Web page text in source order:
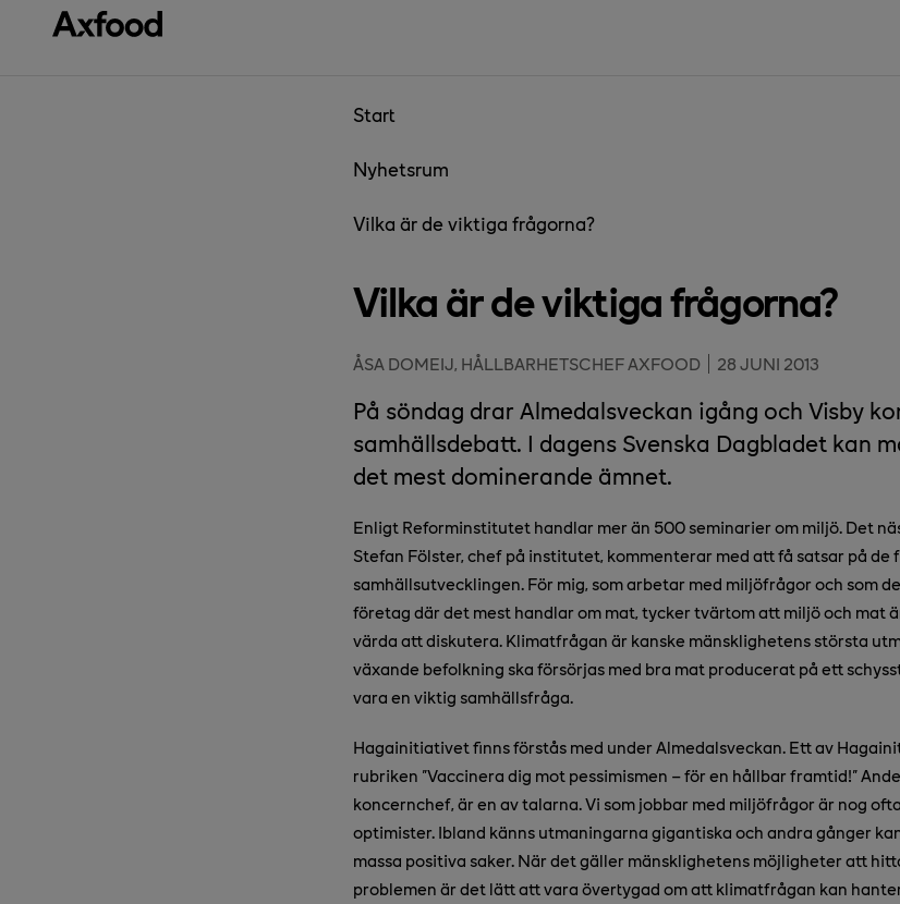
Gå direkt till innehåll
Start
Nyhetsrum
Vilka är de viktiga frågorna?
Vilka är de viktiga frågorna?
ÅSA DOMEIJ, HÅLLBARHETSCHEF AXFOOD 28 JUNI 2013
På söndag drar Almedalsveckan igång och Visby
samhällsdebatt. I dagens Svenska Dagbladet kan
det mest dominerande ämnet.
Enligt Reforminstitutet handlar mer än 500 seminarier om miljö. Det
Stefan Fölster, chef på institutet, kommenterar med att få satsar på de
samhällsutvecklingen. För mig, som arbetar med miljöfrågor och som
företag där det mest handlar om mat, tycker tvärtom att miljö och mat
värda att diskutera. Klimatfrågan är kanske mänsklighetens största
växande befolkning ska försörjas med bra mat producerat på ett
vara en viktig samhällsfråga.
Hagainitiativet finns förstås med under Almedalsveckan. Ett av
rubriken "Vaccinera dig mot pessimismen – för en hållbar framtid!"
koncernchef, är en av talarna. Vi som jobbar med miljöfrågor är nog
optimister. Ibland känns utmaningarna gigantiska och andra gånger
massa positiva saker. När det gäller mänsklighetens möjligheter att
problemen är det lätt att vara övertygad om att klimatfrågan kan